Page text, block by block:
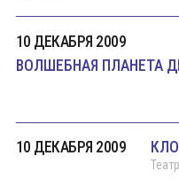
10 ДЕКАБРЯ 2009
ВОЛШЕБНАЯ ПЛАНЕТА
10 ДЕКАБРЯ 2009